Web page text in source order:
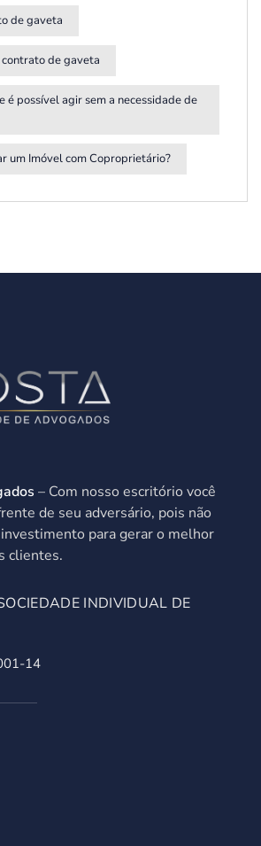
de gaveta
de gaveta
é possível agir sem a necessidade de
um Imóvel com Coproprietário?
– Com nosso escritório você
de seu adversário, pois não
para gerar o melhor
clientes.
INDIVIDUAL DE
14